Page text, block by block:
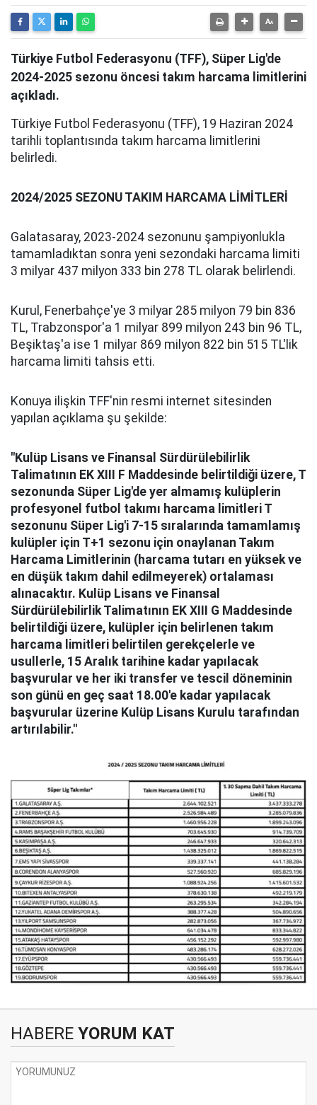
Türkiye Futbol Federasyonu (TFF), Süper Lig'de
2024-2025 sezonu öncesi takım harcama limitlerini
açıkladı.
Türkiye Futbol Federasyonu (TFF), 19 Haziran 2024
tarihli toplantısında takım harcama limitlerini
belirledi.
2024/2025 SEZONU TAKIM HARCAMA LİMİTLERİ
Galatasaray, 2023-2024 sezonunu şampiyonlukla
tamamladıktan sonra yeni sezondaki harcama limiti
3 milyar 437 milyon 333 bin 278 TL olarak belirlendi.
Kurul, Fenerbahçe'ye 3 milyar 285 milyon 79 bin 836
TL, Trabzonspor'a 1 milyar 899 milyon 243 bin 96 TL,
Beşiktaş'a ise 1 milyar 869 milyon 822 bin 515 TL'lik
harcama limiti tahsis etti.
Konuya ilişkin TFF'nin resmi internet sitesinden
yapılan açıklama şu şekilde:
"Kulüp Lisans ve Finansal Sürdürülebilirlik
Talimatının EK XIII F Maddesinde belirtildiği üzere, T
sezonunda Süper Lig'de yer almamış kulüplerin
profesyonel futbol takımı harcama limitleri T
sezonunu Süper Lig'i 7-15 sıralarında tamamlamış
kulüpler için T+1 sezonu için onaylanan Takım
Harcama Limitlerinin (harcama tutarı en yüksek ve
en düşük takım dahil edilmeyerek) ortalaması
alınacaktır. Kulüp Lisans ve Finansal
Sürdürülebilirlik Talimatının EK XIII G Maddesinde
belirtildiği üzere, kulüpler için belirlenen takım
harcama limitleri belirtilen gerekçelerle ve
usullerle, 15 Aralık tarihine kadar yapılacak
başvurular ve her iki transfer ve tescil döneminin
son günü en geç saat 18.00'e kadar yapılacak
başvurular üzerine Kulüp Lisans Kurulu tarafından
artırılabilir."
HABERE YORUM KAT